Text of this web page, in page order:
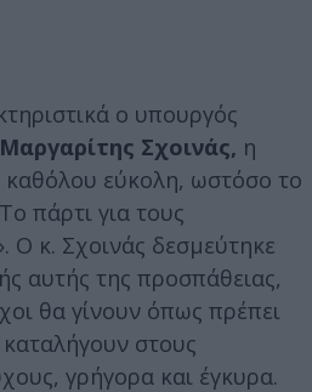
ο υπουργός
Μαργαρίτης Σχοινάς, η
καθόλου εύκολη, ωστόσο το
πάρτι για τους
Ο κ. Σχοινάς δεσμεύτηκε
αυτής της προσπάθειας,
θα γίνουν όπως πρέπει
καταλήγουν στους
γρήγορα και έγκυρα.